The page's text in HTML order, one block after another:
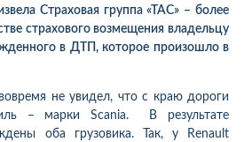
Страховая группа «ТАС» – более
страхового возмещения владельцу
в ДТП, которое произошло в
не увидел, что с краю дороги
– марки Scania. В результате
оба грузовика. Так, у Renault